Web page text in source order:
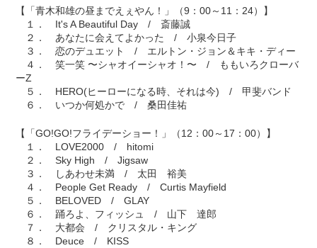
【「青木和雄の昼までえぇやん！」（9：00～11：24）】
１． It's A Beautiful Day / 斎藤誠
２． あなたに会えてよかった / 小泉今日子
３． 恋のデュエット / エルトン・ジョン＆キキ・ディー
４． 笑一笑 〜シャオイーシャオ！〜 / ももいろクローバ
ーZ
５． HERO(ヒーローになる時、それは今) / 甲斐バンド
６． いつか何処かで / 桑田佳祐
【「GO!GO!フライデーショー！」（12：00～17：00）】
１． LOVE2000 / hitomi
２． Sky High / Jigsaw
３． しあわせ未満 / 太田 裕美
４． People Get Ready / Curtis Mayfield
５． BELOVED / GLAY
６． 踊ろよ、フィッシュ / 山下 達郎
７． 大都会 / クリスタル・キング
８． Deuce / KISS